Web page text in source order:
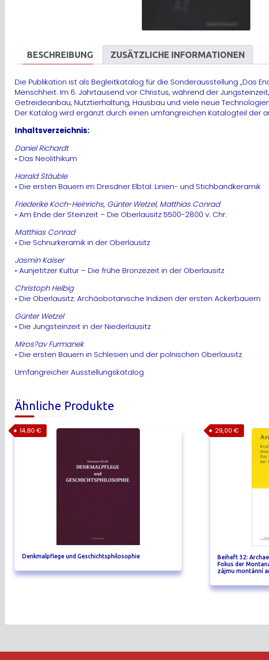
BESCHREIBUNG ZUSÄTZLICHE INFORMATIONEN
Die Publikation ist als Begleitkatalog für die Sonderausstellung „Das
Menschheit. Im 6. Jahrtausend vor Christus, während der
Getreideanbau, Nutztierhaltung, Hausbau und viele neue
Der Katalog wird ergänzt durch einen umfangreichen Katalogteil der
Inhaltsverzeichnis:
Daniel Richardt
• Das Neolithikum
Harald Stäuble
• Die ersten Bauern im Dresdner Elbtal: Linien- und Stichbandkeramik
Friederike Koch-Heinrichs, Günter Wetzel, Matthias Conrad
• Am Ende der Steinzeit – Die Oberlausitz 5500-2800 v. Chr.
Matthias Conrad
• Die Schnurkeramik in der Oberlausitz
Jasmin Kaiser
• Aunjetitzer Kultur – Die frühe Bronzezeit in der Oberlausitz
Christoph Helbig
• Die Oberlausitz: Archäobotanische Indizien der ersten Ackerbauern
Günter Wetzel
• Die Jungsteinzeit in der Niederlausitz
Miros?av Furmanek
• Die ersten Bauern in Schlesien und der polnischen Oberlausitz
Umfangreicher Ausstellungskatalog
Ähnliche Produkte
Denkmalpflege und Geschichtsphilosophie
14,80 €
Beiheft 32:
Fokus der
zájmu montánní
29,00€